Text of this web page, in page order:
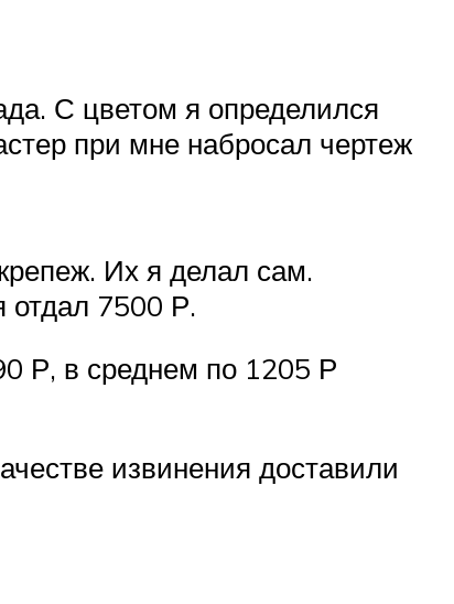
С цветом я определился
при мне набросал чертеж
Их я делал сам.
отдал 7500 Р.
Р, в среднем по 1205 Р
извинения доставили